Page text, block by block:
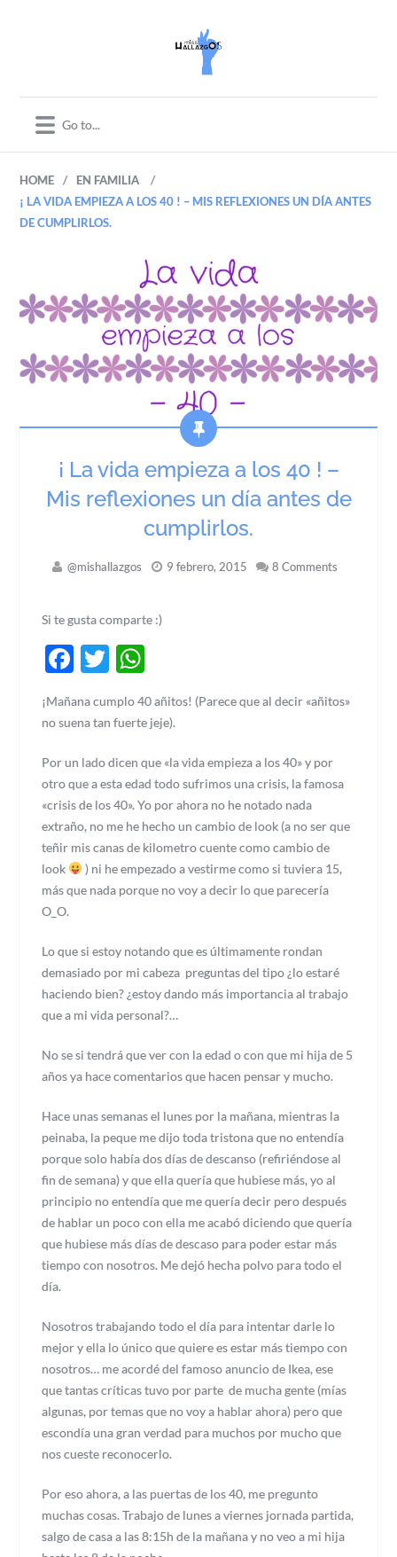
HOME / EN FAMILIA /
¡ LA VIDA EMPIEZA A LOS 40 ! – MIS REFLEXIONES UN DÍA ANTES
DE CUMPLIRLOS.
¡ La vida empieza a los 40 ! –
Mis reflexiones un día antes de
cumplirlos.
@mishallazgos 9 febrero, 2015 8 Comments
Si te gusta comparte :)
Facebook
Twitter
¡Mañana cumplo 40 añitos! (Parece que al decir «añitos»
no suena tan fuerte jeje).
Por un lado dicen que «la vida empieza a los 40» y por
otro que a esta edad todo sufrimos una crisis, la famosa
«crisis de los 40». Yo por ahora no he notado nada
extraño, no me he hecho un cambio de look (a no ser que
teñir mis canas de kilometro cuente como cambio de
look
) ni he empezado a vestirme como si tuviera 15,
más que nada porque no voy a decir lo que parecería
O_O.
Lo que si estoy notando que es últimamente rondan
demasiado por mi cabeza preguntas del tipo ¿lo estaré
haciendo bien? ¿estoy dando más importancia al trabajo
que a mi vida personal?…
No se si tendrá que ver con la edad o con que mi hija de 5
años ya hace comentarios que hacen pensar y mucho.
Hace unas semanas el lunes por la mañana, mientras la
peinaba, la peque me dijo toda tristona que no entendía
porque solo había dos días de descanso (refiriéndose al
fin de semana) y que ella quería que hubiese más, yo al
principio no entendía que me quería decir pero después
de hablar un poco con ella me acabó diciendo que quería
que hubiese más días de descaso para poder estar más
tiempo con nosotros. Me dejó hecha polvo para todo el
día.
Nosotros trabajando todo el día para intentar darle lo
mejor y ella lo único que quiere es estar más tiempo con
nosotros… me acordé del famoso anuncio de Ikea, ese
que tantas críticas tuvo por parte de mucha gente (mías
algunas, por temas que no voy a hablar ahora) pero que
escondía una gran verdad para muchos por mucho que
nos cueste reconocerlo.
Por eso ahora, a las puertas de los 40, me pregunto
muchas cosas. Trabajo de lunes a viernes jornada partida,
salgo de casa a las 8:15h de la mañana y no veo a mi hija